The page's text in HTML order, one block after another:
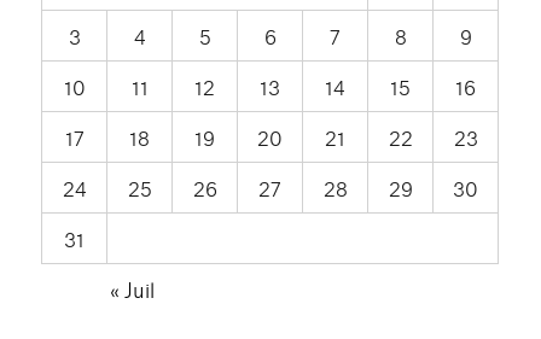
3
4 5 6 7 8
9
10
11 12 13 14 15
16
17
18 19 20 21 22
23
24
25 26 27 28 29
30
31
« Juil